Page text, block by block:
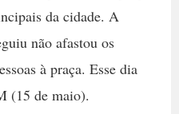
da cidade. A
não afastou os
à praça. Esse dia
(15 de maio).